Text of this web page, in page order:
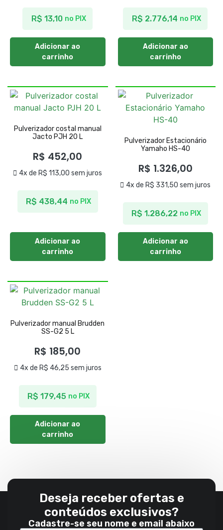
R$ 13,10 no PIX
Adicionar ao
carrinho
R$ 2.776,14 no PIX
Adicionar ao
carrinho
Pulverizador costal manual
Jacto PJH 20 L
R$ 452,00
4x de R$ 113,00 sem juros
R$ 438,44 no PIX
Adicionar ao
carrinho
Pulverizador Estacionário
Yamaho HS-40
R$ 1.326,00
4x de R$ 331,50 sem juros
R$ 1.286,22 no PIX
Adicionar ao
carrinho
Pulverizador manual Brudden
SS-G2 5 L
R$ 185,00
4x de R$ 46,25 sem juros
R$ 179,45 no PIX
Adicionar ao
carrinho
Deseja receber ofertas e
conteúdos exclusivos?
Cadastre-se seu nome e email abaixo